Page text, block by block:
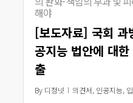
해야
[보도자료] 국회 과
공지능 법안에 대
출
By 디정넷 의견서, 인공지능,